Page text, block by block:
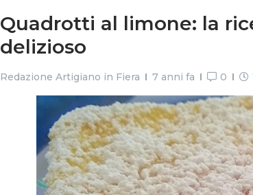
Quadrotti al limone: la
delizioso
Redazione Artigiano in Fiera 7 anni fa 0